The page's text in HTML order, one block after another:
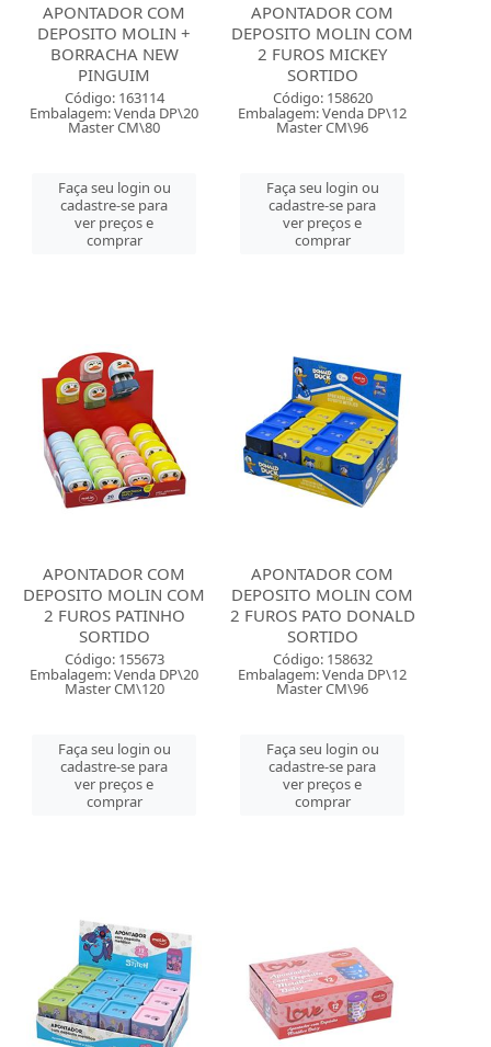
APONTADOR COM
DEPOSITO MOLIN +
BORRACHA NEW
PINGUIM
Código: 163114
Embalagem: Venda DP\20
Master CM\80
Faça seu login ou
cadastre-se para
ver preços e
comprar
APONTADOR COM
DEPOSITO MOLIN COM
2 FUROS MICKEY
SORTIDO
Código: 158620
Embalagem: Venda DP\12
Master CM\96
Faça seu login ou
cadastre-se para
ver preços e
comprar
APONTADOR COM
DEPOSITO MOLIN COM
2 FUROS PATINHO
SORTIDO
Código: 155673
Embalagem: Venda DP\20
Master CM\120
Faça seu login ou
cadastre-se para
ver preços e
comprar
APONTADOR COM
DEPOSITO MOLIN COM
2 FUROS PATO DONALD
SORTIDO
Código: 158632
Embalagem: Venda DP\12
Master CM\96
Faça seu login ou
cadastre-se para
ver preços e
comprar